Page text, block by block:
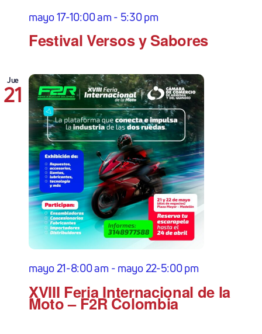
Festival Versos y Sabores
mayo 17-10:00 am- 5:30 pm
Jue
21
XVIII Feria Internacional de la
Moto – F2R Colombia
mayo 21-8:00 am -mayo 22-5:00 pm